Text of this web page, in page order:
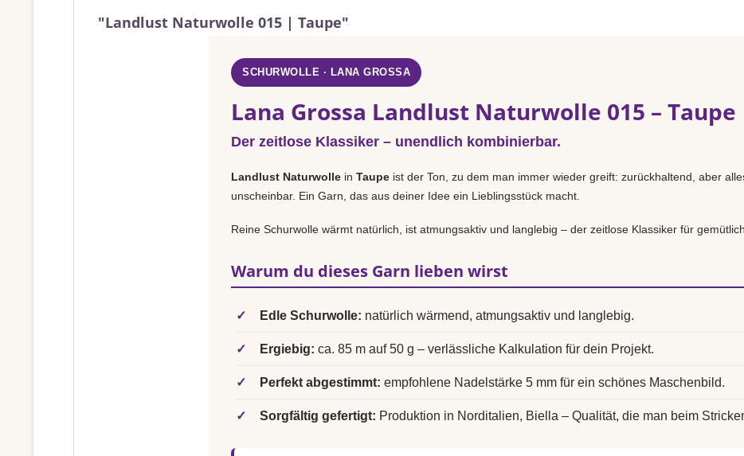
"Landlust Naturwolle 015 | Taupe"
SCHURWOLLE · LANA GROSSA
Lana Grossa Landlust Naturwolle 015 – Taupe
Der zeitlose Klassiker – unendlich kombinierbar.
Landlust Naturwolle in Taupe ist der Ton, zu dem man immer wieder greift: zurückhaltend, aber
unscheinbar. Ein Garn, das aus deiner Idee ein Lieblingsstück macht.
Reine Schurwolle wärmt natürlich, ist atmungsaktiv und langlebig – der zeitlose Klassiker für
Warum du dieses Garn lieben wirst
✓ Edle Schurwolle: natürlich wärmend, atmungsaktiv und langlebig.
✓ Ergiebig: ca. 85 m auf 50 g – verlässliche Kalkulation für dein Projekt.
✓ Perfekt abgestimmt: empfohlene Nadelstärke 5 mm für ein schönes Maschenbild.
✓ Sorgfältig gefertigt: Produktion in Norditalien, Biella – Qualität, die man beim